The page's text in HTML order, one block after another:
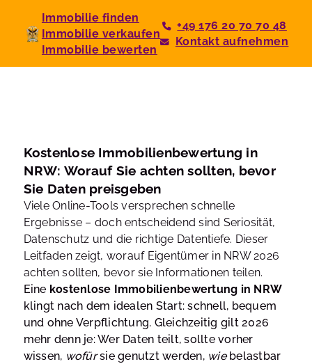
Immobilie finden
Immobilie verkaufen
Immobilie bewerten
+49 176 20 70 70 48
Kontakt aufnehmen
Kostenlose Immobilienbewertung in
NRW: Worauf Sie achten sollten, bevor
Sie Daten preisgeben
Viele Online-Tools versprechen schnelle
Ergebnisse – doch entscheidend sind Seriosität,
Datenschutz und die richtige Datentiefe. Dieser
Leitfaden zeigt, worauf Eigentümer in NRW 2026
achten sollten, bevor sie Informationen teilen.
Eine kostenlose Immobilienbewertung in NRW
klingt nach dem idealen Start: schnell, bequem
und ohne Verpflichtung. Gleichzeitig gilt 2026
mehr denn je: Wer Daten teilt, sollte vorher
wissen, wofürsie genutzt werden, wiebelastbar